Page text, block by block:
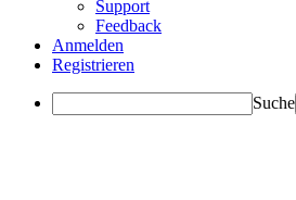
Support
Feedback
Anmelden
Registrieren
Suche